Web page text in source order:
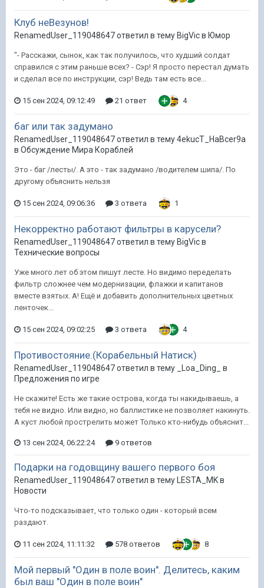
Клуб неВезунов!
RenamedUser_119048647 ответил в тему BigVic в Юмор
"- Расскажи, сынок, как так получилось, что худший солдат
справился с этим раньше всех? - Сэр! Я просто перестал думать
и сделал все по инструкции, сэр! Ведь там есть все...
15 сен 2024, 09:12:49 21 ответ 4
баг или так задумано
RenamedUser_119048647 ответил в тему 4ekucT_HaBcer9a
в Обсуждение Мира Кораблей
Это - баг /лесты/. А это - так задумано /водителем шипа/. По
другому объяснить нельзя
15 сен 2024, 09:06:36 3 ответа 1
Некорректно работают фильтры в карусели?
RenamedUser_119048647 ответил в тему BigVic в
Технические вопросы
Уже много лет об этом пишут лесте. Но видимо переделать
фильтр сложнее чем модернизации, флажки и капитанов
вместе взятых. А! Ещё и добавить дополнительных цветных
ленточек...
15 сен 2024, 09:02:25 3 ответа 4
Противостояние.(Корабельный Натиск)
RenamedUser_119048647 ответил в тему _Loa_Ding_ в
Предложения по игре
Не скажите! Есть же такие острова, когда ты накидываешь, а
тебя не видно. Или видно, но баллистике не позволяет накинуть.
А куст любой прострелить может Только кто-нибудь объяснит...
13 сен 2024, 06:22:24 9 ответов
Подарки на годовщину вашего первого боя
RenamedUser_119048647 ответил в тему LESTA_MK в
Новости
Что-то подсказывает, что только один - который всем
раздают.
11 сен 2024, 11:11:32 578 ответов 8
Мой первый "Один в поле воин". Делитесь, каким
был ваш "Один в поле воин"